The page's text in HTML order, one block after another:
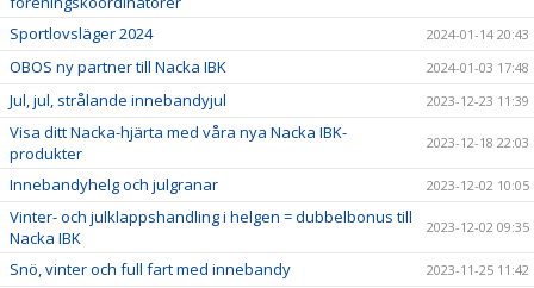
Sportlovsläger 2024
2024-01-14 20:43
OBOS ny partner till Nacka IBK 2024-01-03 17:48
Jul, jul, strålande innebandyjul 2023-12-23 11:39
Visa ditt Nacka-hjärta med våra nya Nacka IBK-
produkter
2023-12-18 22:03
Innebandyhelg och julgranar 2023-12-02 10:05
Vinter- och julklappshandling i helgen = dubbelbonus till
Nacka IBK
2023-12-02 09:35
Snö, vinter och full fart med innebandy 2023-11-25 11:42